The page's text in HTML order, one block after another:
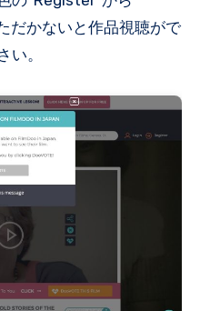
だかないと作品視聴がで
い。